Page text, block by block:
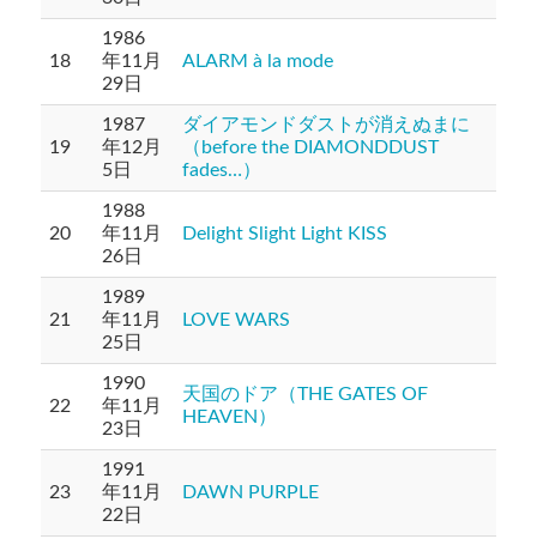
18
1986
年11月
29日
ALARM à la mode
19
1987
年12月
5日
ダイアモンドダストが消えぬまに
（before the DIAMONDDUST
fades…）
20
1988
年11月
26日
Delight Slight Light KISS
21
1989
年11月
25日
LOVE WARS
22
1990
年11月
23日
天国のドア（THE GATES OF
HEAVEN）
23
1991
年11月
22日
DAWN PURPLE